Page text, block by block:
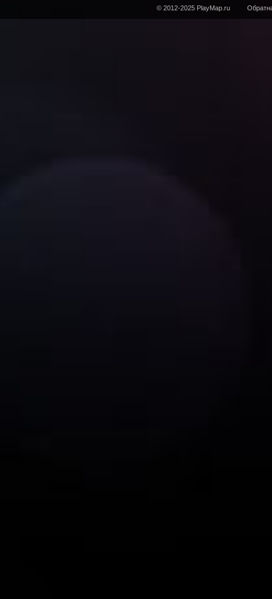
© 2012-2025 PlayMap.ru